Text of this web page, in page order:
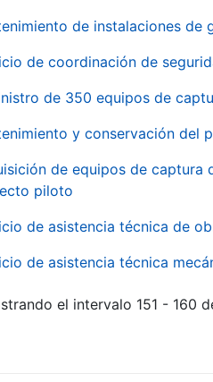
de instalaciones de
de coordinación de
de 350 equipos de
y conservación del
de equipos de captura
piloto
de asistencia técnica de
de asistencia técnica
el intervalo 151 - 160